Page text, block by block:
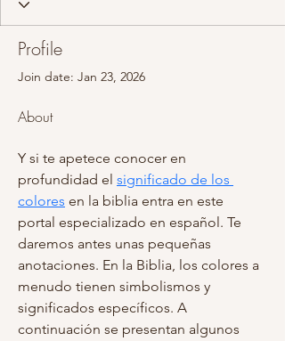
Profile
Join date: Jan 23, 2026
About
Y si te apetece conocer en
profundidad el significado de los
colores en la biblia entra en este
portal especializado en español. Te
daremos antes unas pequeñas
anotaciones. En la Biblia, los colores a
menudo tienen simbolismos y
significados específicos. A
continuación se presentan algunos